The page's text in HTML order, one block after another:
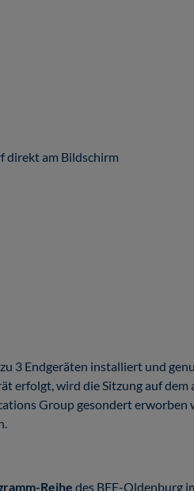
direkt am Bildschirm
3 Endgeräten installiert und
erfolgt, wird die Sitzung auf dem
Group gesondert erworben
Reihe des BFE-Oldenburg